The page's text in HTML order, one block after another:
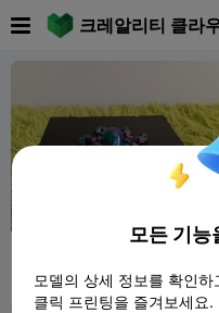
크레알리티 클라
flower cute mini octopus
Matematix  161
모든 기능
모델의 상세 정보를 확인
클릭 프린팅을 즐겨보세요